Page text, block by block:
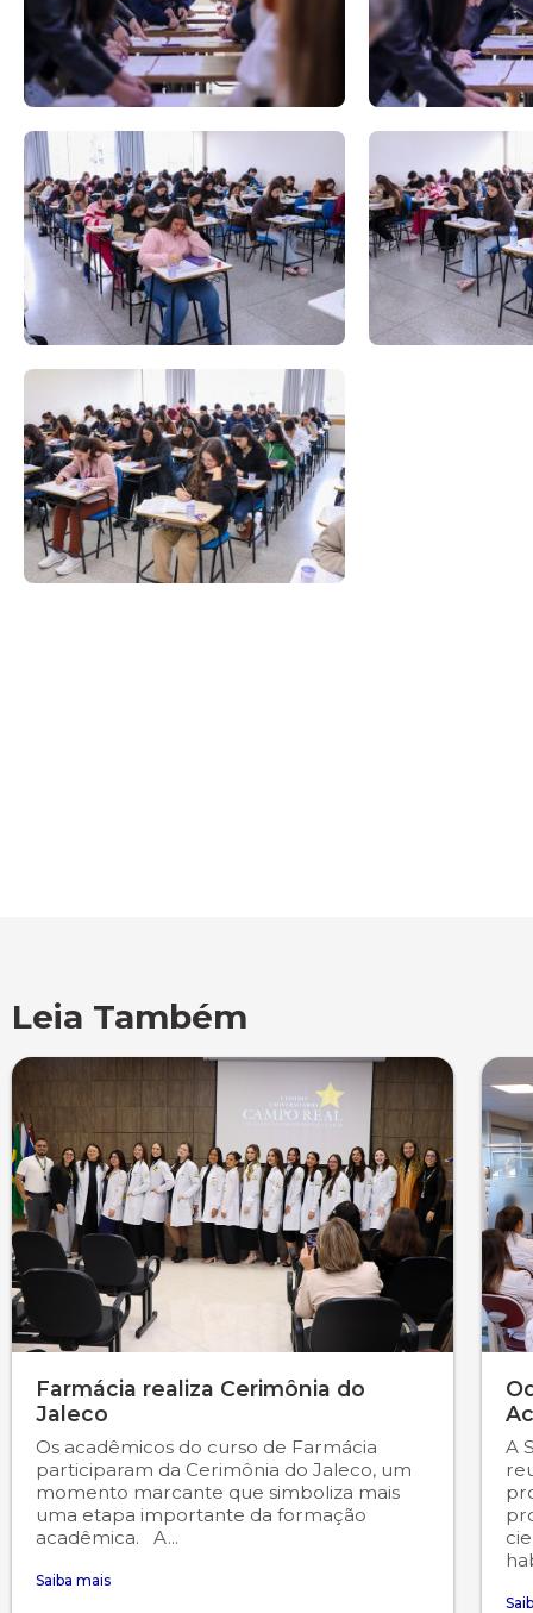
Leia Também
Farmácia realiza Cerimônia do
Jaleco
Os acadêmicos do curso de Farmácia
participaram da Cerimônia do Jaleco, um
momento marcante que simboliza mais
uma etapa importante da formação
acadêmica. A...
Saiba mais
A